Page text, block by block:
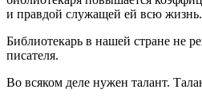
и правдой служащей ей всю жизнь.
Библиотекарь в нашей стране не
писателя.
Во всяком деле нужен талант.